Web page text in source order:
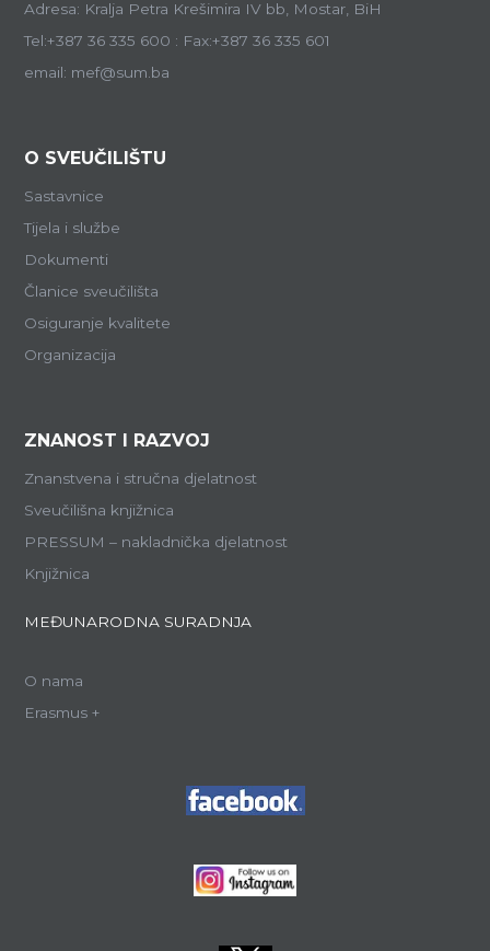
Adresa: Kralja Petra Krešimira IV bb, Mostar, BiH
Tel:+387 36 335 600 : Fax:+387 36 335 601
email: mef@sum.ba
O SVEUČILIŠTU
Sastavnice
Tijela i službe
Dokumenti
Članice sveučilišta
Osiguranje kvalitete
Organizacija
ZNANOST I RAZVOJ
Znanstvena i stručna djelatnost
Sveučilišna knjižnica
PRESSUM – nakladnička djelatnost
Knjižnica
MEĐUNARODNA SURADNJA
O nama
Erasmus +